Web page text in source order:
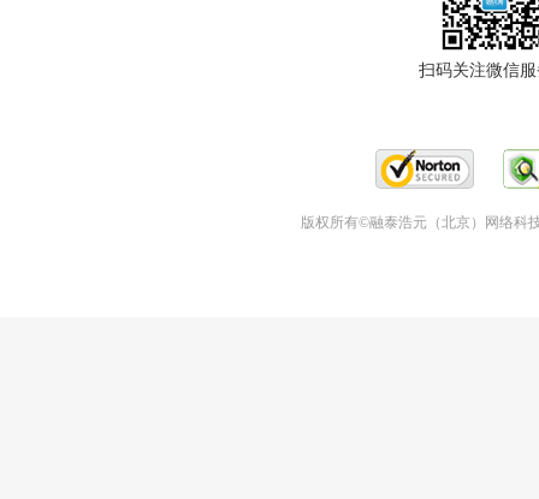
扫码关注微信
版权所有©融泰浩元（北京）网络科